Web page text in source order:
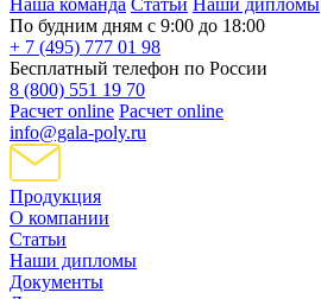
Наша команда Статьи Наши дипломы
По будним дням с 9:00 до 18:00
+ 7 (495) 777 01 98
Бесплатный телефон по России
8 (800) 551 19 70
Расчет online Расчет online
info@gala-poly.ru
Продукция
О компании
Статьи
Наши дипломы
Документы